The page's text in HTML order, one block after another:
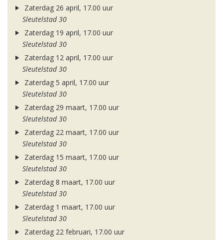
Zaterdag 26 april, 17.00 uur
Sleutelstad 30
Zaterdag 19 april, 17.00 uur
Sleutelstad 30
Zaterdag 12 april, 17.00 uur
Sleutelstad 30
Zaterdag 5 april, 17.00 uur
Sleutelstad 30
Zaterdag 29 maart, 17.00 uur
Sleutelstad 30
Zaterdag 22 maart, 17.00 uur
Sleutelstad 30
Zaterdag 15 maart, 17.00 uur
Sleutelstad 30
Zaterdag 8 maart, 17.00 uur
Sleutelstad 30
Zaterdag 1 maart, 17.00 uur
Sleutelstad 30
Zaterdag 22 februari, 17.00 uur